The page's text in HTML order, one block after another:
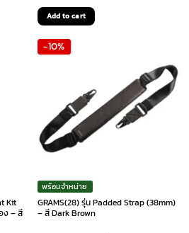
price
was:
Add to cart
Kit
ง – สี
-10%
พร้อมจำหน่าย
GRAMS(28) รุ่น Padded Strap (38mm)
– สี Dark Brown